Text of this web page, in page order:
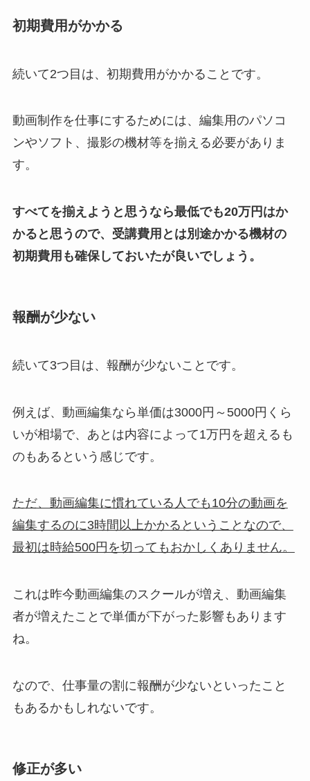
初期費用がかかる
続いて2つ目は、初期費用がかかることです。
動画制作を仕事にするためには、編集用のパソコ
ンやソフト、撮影の機材等を揃える必要がありま
す。
すべてを揃えようと思うなら最低でも20万円はか
かると思うので、受講費用とは別途かかる機材の
初期費用も確保しておいたが良いでしょう。
報酬が少ない
続いて3つ目は、報酬が少ないことです。
例えば、動画編集なら単価は3000円～5000円くら
いが相場で、あとは内容によって1万円を超えるも
のもあるという感じです。
ただ、動画編集に慣れている人でも10分の動画を
編集するのに3時間以上かかるということなので、
最初は時給500円を切ってもおかしくありません。
これは昨今動画編集のスクールが増え、動画編集
者が増えたことで単価が下がった影響もあります
ね。
なので、仕事量の割に報酬が少ないといったこと
もあるかもしれないです。
修正が多い